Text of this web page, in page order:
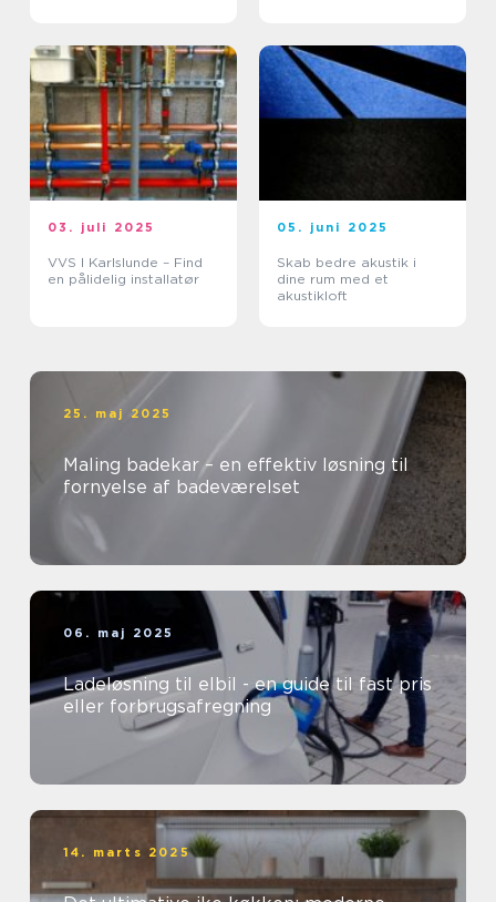
03. juli 2025
VVS I Karlslunde – Find
en pålidelig installatør
05. juni 2025
Skab bedre akustik i
dine rum med et
akustikloft
25. maj 2025
Maling badekar – en effektiv løsning til
fornyelse af badeværelset
06. maj 2025
Ladeløsning til elbil - en guide til fast pris
eller forbrugsafregning
14. marts 2025